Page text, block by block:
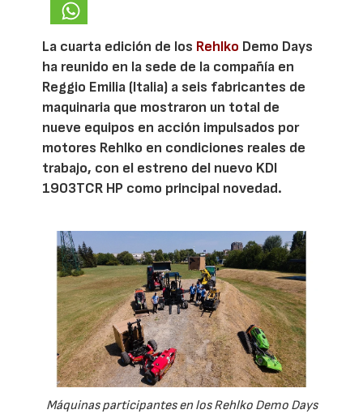
La cuarta edición de los Rehlko Demo Days
ha reunido en la sede de la compañía en
Reggio Emilia (Italia) a seis fabricantes de
maquinaria que mostraron un total de
nueve equipos en acción impulsados por
motores Rehlko en condiciones reales de
trabajo, con el estreno del nuevo KDI
1903TCR HP como principal novedad.
Máquinas participantes en los Rehlko Demo Days